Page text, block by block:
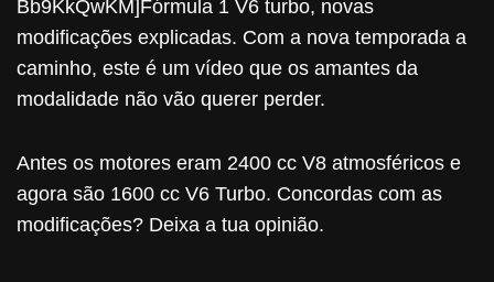
Bb9KkQwKM]Fórmula 1 V6 turbo, novas
modificações explicadas. Com a nova temporada a
caminho, este é um vídeo que os amantes da
modalidade não vão querer perder.
Antes os motores eram 2400 cc V8 atmosféricos e
agora são 1600 cc V6 Turbo. Concordas com as
modificações? Deixa a tua opinião.